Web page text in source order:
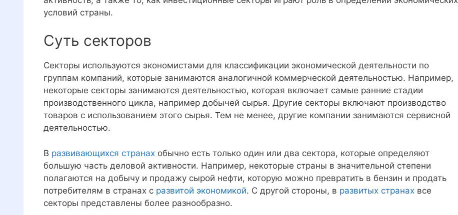
условий страны.
Суть секторов
Секторы используются экономистами для классификации экономической деятельности по
группам компаний, которые занимаются аналогичной коммерческой деятельностью. Например,
некоторые секторы занимаются деятельностью, которая включает самые ранние стадии
производственного цикла, например добычей сырья. Другие секторы включают производство
товаров с использованием этого сырья. Тем не менее, другие компании занимаются сервисной
деятельностью.
В развивающихся странах обычно есть только один или два сектора, которые определяют
большую часть деловой активности. Например, некоторые страны в значительной степени
полагаются на добычу и продажу сырой нефти, которую можно превратить в бензин и продать
потребителям в странах с развитой экономикой. С другой стороны, в развитых странах все
секторы представлены более разнообразно.